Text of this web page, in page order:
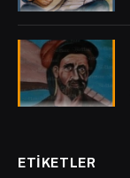
ETIKETLER